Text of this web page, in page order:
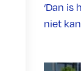
‘Dan is
niet